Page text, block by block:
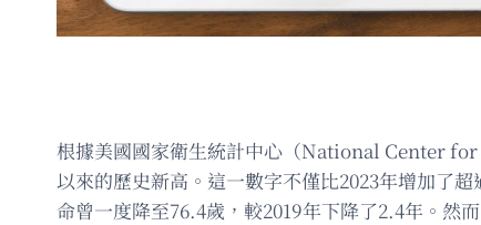
根據美國國家衛生統計中心（National Center
以來的歷史新高。這一數字不僅比2023年增加了
命曾一度降至76.4歲，較2019年下降了2.4年。然